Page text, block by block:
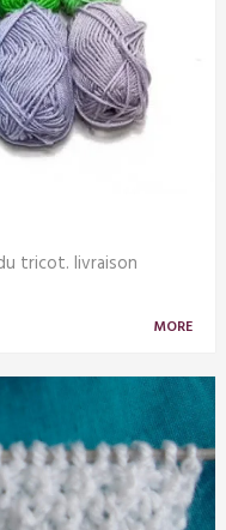
tricot. livraison
MORE